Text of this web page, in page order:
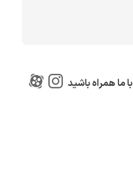
با ما همراه باشید